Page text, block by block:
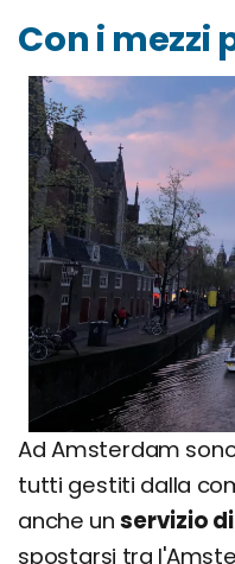
Con i mezzi
Ad Amsterdam
tutti gestiti dalla
anche unservizio
spostarsi tra